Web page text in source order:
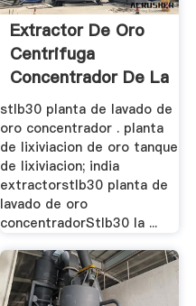
Extractor De Oro
Centrifuga
Concentrador De La
.
stlb30 planta de lavado de
oro concentrador . planta
de lixiviacion de oro tanque
de lixiviacion; india
extractorstlb30 planta de
lavado de oro
concentradorStlb30 la ...